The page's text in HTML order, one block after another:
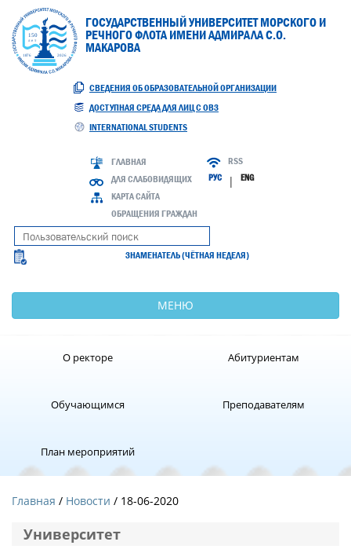
ГОСУДАРСТВЕННЫЙ УНИВЕРСИТЕТ МОРСКОГО И
РЕЧНОГО ФЛОТА ИМЕНИ АДМИРАЛА С.О.
МАКАРОВА
СВЕДЕНИЯ ОБ ОБРАЗОВАТЕЛЬНОЙ ОРГАНИЗАЦИИ
ДОСТУПНАЯ СРЕДА ДЛЯ ЛИЦ С ОВЗ
INTERNATIONAL STUDENTS
ГЛАВНАЯ
ДЛЯ СЛАБОВИДЯЩИХ
КАРТА САЙТА
ОБРАЩЕНИЯ ГРАЖДАН
RSS
РУС | ENG
ЗНАМЕНАТЕЛЬ (ЧЁТНАЯ НЕДЕЛЯ)
МЕНЮ
О ректоре Абитуриентам
Обучающимся Преподавателям
План мероприятий
Главная Новости / 18-06-2020
Университет